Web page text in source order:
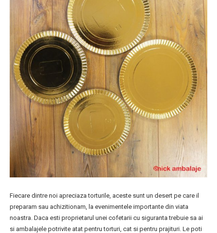
Fiecare dintre noi apreciaza torturile, aceste sunt un desert pe care il
preparam sau achizitionam, la evenimentele importante din viata
noastra. Daca esti proprietarul unei cofetarii cu siguranta trebuie sa ai
si ambalajele potrivite atat pentru torturi, cat si pentru prajituri. Le poti